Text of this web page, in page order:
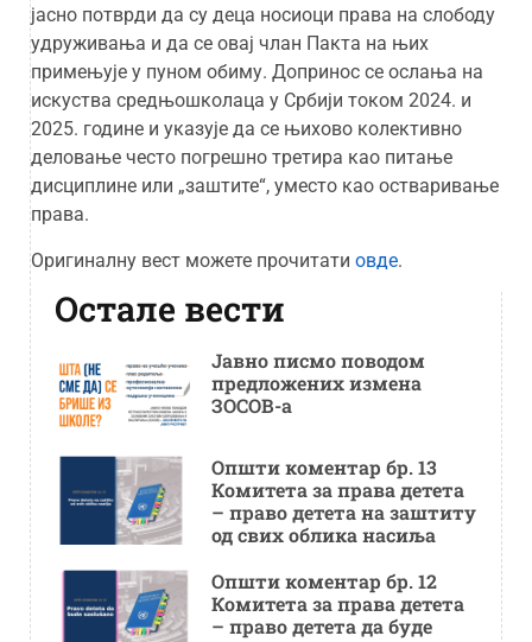
јасно потврди да су деца носиоци права на слободу
удруживања и да се овај члан Пакта на њих
примењује у пуном обиму. Допринoс се ослања на
искуства средњошколаца у Србији током 2024. и
2025. године и указује да се њихово колективно
деловање често погрешно третира као питање
дисциплине или „заштите“, уместо као остваривање
права.
Оригиналну вест можете прочитати овде.
Остале вести
Јавно писмо поводом
предложених измена
ЗОСОВ-а
Општи коментар бр. 13
Комитета за права детета
– право детета на заштиту
од свих облика насиља
Општи коментар бр. 12
Комитета за права детета
– право детета да буде